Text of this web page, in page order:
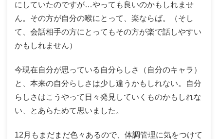
にしていたのですが…やっても良いのかもしれませ
ん。その方が自分の喉にとって、楽ならば。（そし
て、会話相手の方にとってもその方が楽で話しやすい
かもしれません）
今現在自分が思っている自分らしさ（自分のキャラ）
と、本来の自分らしさは少し違うかもしれない。自分
らしさはこうやって日々発見していくものかもしれな
い、とあらためて思いました。
12月もまだまだ色々あるので、体調管理に気をつけて